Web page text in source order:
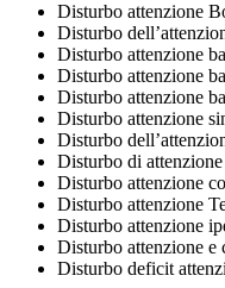
Disturbo attenzione
Disturbo
Disturbo attenzione
Disturbo attenzione
Disturbo attenzione
Disturbo attenzione
Disturbo
Disturbo di
Disturbo attenzione
Disturbo attenzione
Disturbo attenzione
Disturbo attenzione e
Disturbo deficit